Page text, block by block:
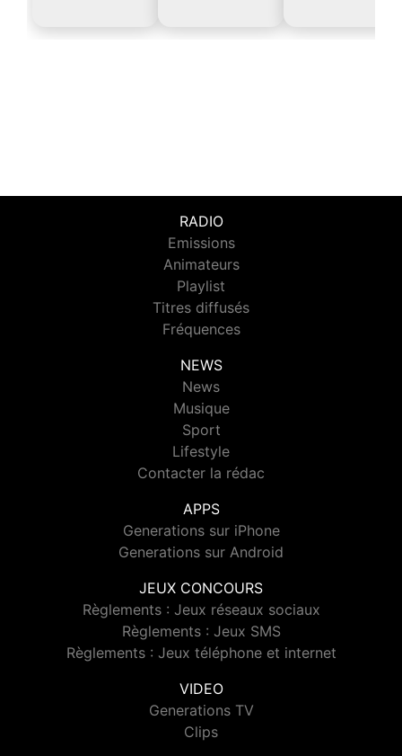
RADIO
Emissions
Animateurs
Playlist
Titres diffusés
Fréquences
NEWS
News
Musique
Sport
Lifestyle
Contacter la rédac
APPS
Generations sur iPhone
Generations sur Android
JEUX CONCOURS
Règlements : Jeux réseaux sociaux
Règlements : Jeux SMS
Règlements : Jeux téléphone et internet
VIDEO
Generations TV
Clips